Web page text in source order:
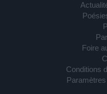
Foire
Conditions